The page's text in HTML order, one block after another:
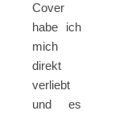
Cover
habe ich
mich
direkt
verliebt
und es